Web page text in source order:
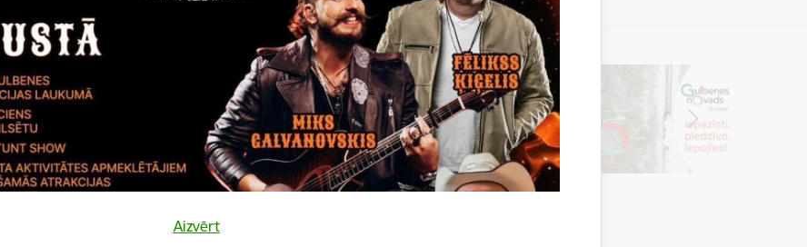
Aizvērt